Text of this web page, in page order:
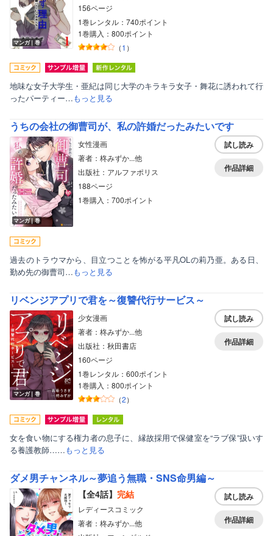
マンガ｜巻
156ページ
1巻レンタル：740ポイント
1巻購入：800ポイント
（1 ）
地味な女子大学生・亜紀は同じ大学のキラキラ女子・舞花に誘われて行
ったパーティー…もっと見る
うちの会社の御曹司が、私の許婚だったみたいです
マンガ｜巻
女性漫画
著者：柊みずか...他
出版社：アルファポリス
188ページ
1巻購入：700ポイント
試し読み
作品詳細
過去のトラウマから、目立つことを怖がる平凡OLの莉乃亜。ある日、
勤め先の御曹司…もっと見る
リベンジアプリで君を～復讐代行サービス～
マンガ｜巻
少女漫画
著者：柊みずか...他
出版社：秋田書店
160ページ
1巻レンタル：600ポイント
1巻購入：800ポイント
（2）
試し読み
作品詳細
女を食い物にする権力者の息子に、縁故採用で保健室を“ラブ保”扱いす
る養護教師……もっと見る
ダメ男チャンネル～夢追う無職・SNS命男編～
【全4話】 完結
レディースコミック
著者：柊みずか...他
試し読み
作品詳細